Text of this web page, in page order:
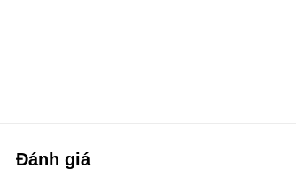
Đánh giá